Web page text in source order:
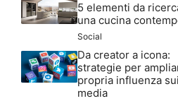
5 elementi da
una cucina
Social
Da creator a icona:
strategie per
propria influenza
media